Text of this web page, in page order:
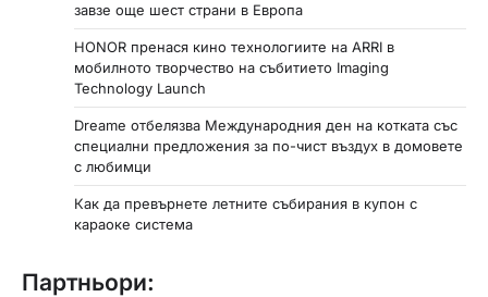
завзе още шест страни в Европа
HONOR пренася кино технологиите на ARRI в
мобилното творчество на събитието Imaging
Technology Launch
Dreame отбелязва Международния ден на котката със
специални предложения за по-чист въздух в домовете
с любимци
Как да превърнете летните събирания в купон с
караоке система
Партньори: